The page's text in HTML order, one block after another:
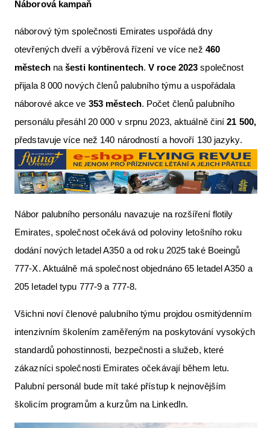
Náborová kampaň
náborový tým společnosti Emirates uspořádá dny
otevřených dveří a výběrová řízení ve více než 460
městechnašesti kontinentech.V roce 2023 společnost
přijala 8 000 nových členů palubního týmu a uspořádala
náborové akce ve 353 městech. Počet členů palubního
personálu přesáhl 20 000 v srpnu 2023, aktuálně činí21 500,
představuje více než 140 národností a hovoří 130 jazyky.
Nábor palubního personálu navazuje na rozšíření flotily
Emirates, společnost očekává od poloviny letošního roku
dodání nových letadel A350 a od roku 2025 také Boeingů
777-X. Aktuálně má společnost objednáno 65 letadel A350 a
205 letadel typu 777-9 a 777-8.
Všichni noví členové palubního týmu projdou osmitýdenním
intenzivním školením zaměřeným na poskytování vysokých
standardů pohostinnosti, bezpečnosti a služeb, které
zákazníci společnosti Emirates očekávají během letu.
Palubní personál bude mít také přístup k nejnovějším
školicím programům a kurzům na LinkedIn.